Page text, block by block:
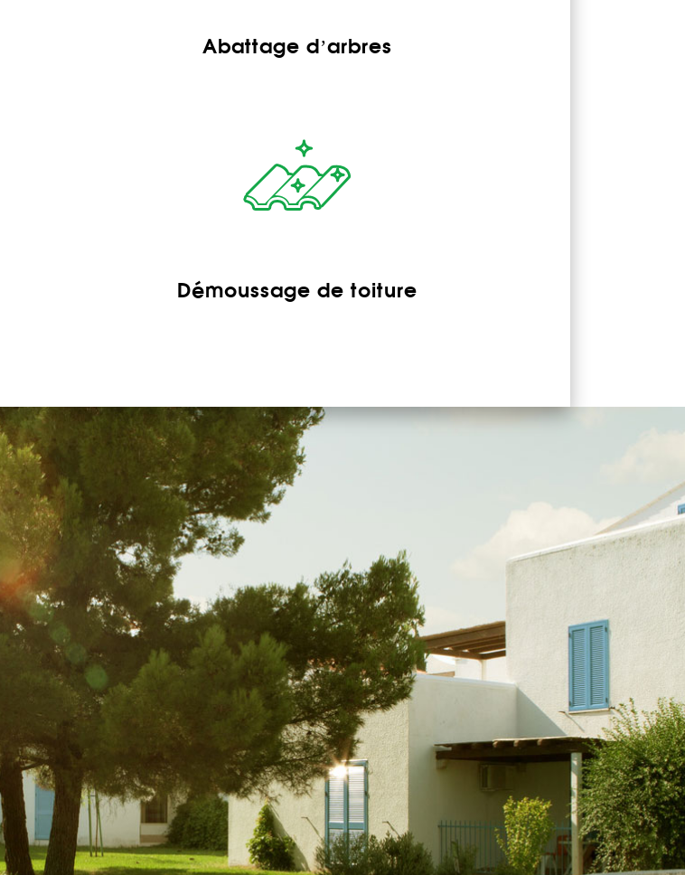
Abattage d’arbres
Démoussage de toiture